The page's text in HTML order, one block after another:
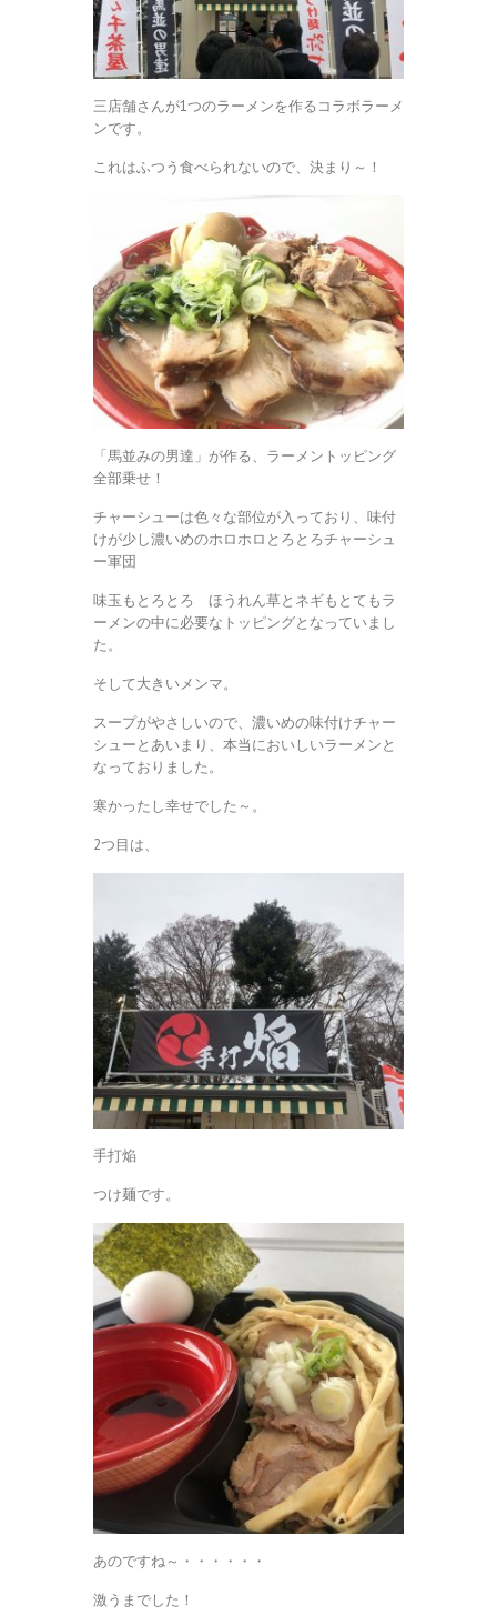
三店舗さんが1つのラーメンを作るコラボラーメ
ンです。
これはふつう食べられないので、決まり～！
「馬並みの男達」が作る、ラーメントッピング
全部乗せ！
チャーシューは色々な部位が入っており、味付
けが少し濃いめのホロホロとろとろチャーシュ
ー軍団
味玉もとろとろ ほうれん草とネギもとてもラ
ーメンの中に必要なトッピングとなっていまし
た。
そして大きいメンマ。
スープがやさしいので、濃いめの味付けチャー
シューとあいまり、本当においしいラーメンと
なっておりました。
寒かったし幸せでした～。
2つ目は、
手打焔
つけ麺です。
あのですね～・・・・・・
激うまでした！